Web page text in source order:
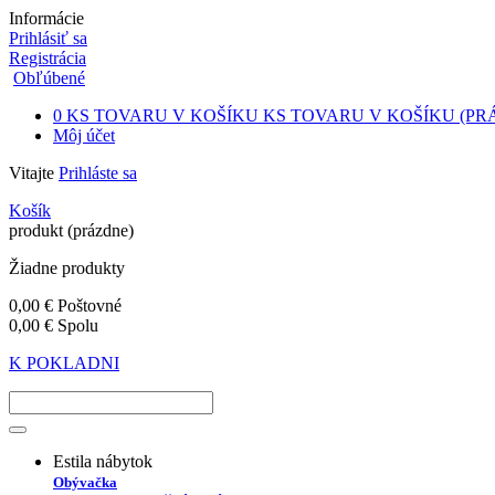
Informácie
Prihlásiť sa
Registrácia
Obľúbené
0 KS TOVARU V KOŠÍKU KS TOVARU V KOŠÍKU
Môj účet
Vitajte Prihláste sa
Košík
produkt (prázdne)
Žiadne produkty
0,00 € Poštovné
0,00 € Spolu
K POKLADNI
Estila nábytok
Obývačka